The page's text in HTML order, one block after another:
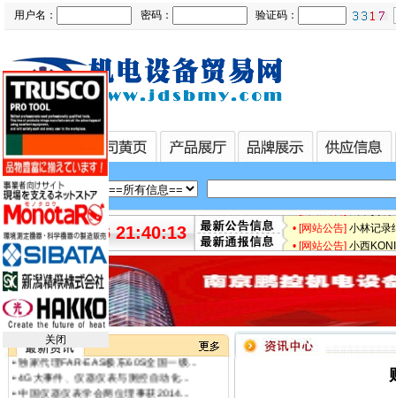
用户名： 密码： 验证码：
2026-08-06 21:40:13
• [网站公告] 专业销售
• [网站公告] 日本日东
• [网站公告] 小林记
• [网站公告] 小西
• [网站公告] 2019-
• [网站公告] 小金井
• [网站公告]
• [网站公告] 昭和技研
• [网站公告] 昭和测器
松下控
松下行
• 原装正品 日本日东工器隔膜泵DP0...
•全国总代理日本北阳HOKUYO光点传...
•特价销售日本北阳HOKUYO光点传感...
•特价代理日本北阳HOKUYO光点传感...
• 南京鹏控总代理日本北阳HOKUYO光...
• 特价销售北洋（北阳）HOKUYO光点...
•金牌代理北洋（北阳）HOKUYO电机...
•独家代理FAR-EAS极东120S全国一级...
独家代理FAR-EAS极东60S全国一级...
•4G大事件、仪器仪表与测控自动化...
•中国仪器仪表学会两位理事获2014...
•财政资金将对节能机电设备用户给...
关闭